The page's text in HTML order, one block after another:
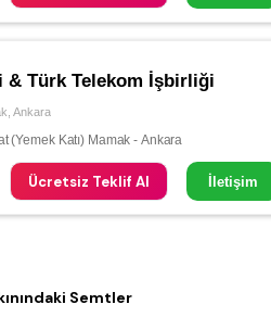
& Türk Telekom İşbirliği
Ankara
(Yemek Katı) Mamak - Ankara
Ücretsiz Teklif Al İletişim
Semtler